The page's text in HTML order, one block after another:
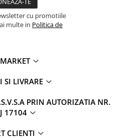
cu promotiile
multe in Politica de
SI LIVRARE
PRIN AUTORIZATIA NR.
17104
CLIENTI